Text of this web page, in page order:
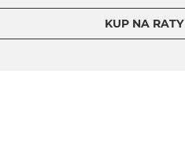
KUP NA RATY